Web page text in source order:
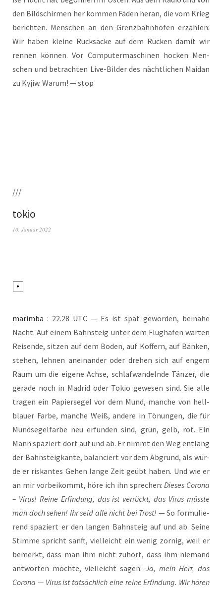
den Bild­schir­men her kom­men Fäden her­an, die vom Krieg
berich­ten. Men­schen an den Grenz­bahn­hö­fen erzäh­len:
Wir haben klei­ne Ruck­sä­cke auf dem Rücken damit wir
ren­nen kön­nen. Vor Com­pu­ter­ma­schi­nen hocken Men­
schen und betrach­ten Live-Bil­der des nächt­li­chen Mai­dan
zu Kyjiw. War­um! — stop
///
tokio
10. Januar 2022
marim­ba : 22.28 UTC — Es ist spät gewor­den, bei­na­he
Nacht. Auf einem Bahn­steig unter dem Flug­ha­fen war­ten
Rei­sen­de, sit­zen auf dem Boden, auf Kof­fern, auf Bän­ken,
ste­hen, leh­nen anein­an­der oder dre­hen sich auf engem
Raum um die eige­ne Ach­se, schlaf­wan­deln­de Tän­zer, die
gera­de noch in Madrid oder Tokio gewe­sen sind. Sie alle
tra­gen ein Papier­se­gel vor dem Mund, man­che von hell­
blau­er Far­be, man­che Weiß, ande­re in Tönun­gen, die für
Mund­se­gel­far­be neu erfun­den sind, grün, gelb, rot. Ein
Mann spa­ziert dort auf und ab. Er nimmt den Weg ent­lang
der Bahn­steig­kan­te, balan­ciert vor dem Abgrund, als wür­
de er ris­kan­tes Gehen lan­ge Zeit geübt haben. Und wie er
an mir vor­bei­kommt, höre ich ihn spre­chen:Die­ses Coro­na
– Virus! Rei­ne Erfin­dung, das ist ver­rückt, das Virus müss­te
man doch sehen! Ihr seid alle nicht bei Trost! — So for­mu­lie­
rend spa­ziert er den lan­gen Bahn­steig auf und ab. Sei­ne
Stim­me spricht sanft, viel­leicht ein wenig zor­nig, weil er
bemerkt, dass man ihm nicht zuhört, dass ihm nie­mand
ant­wor­ten möch­te, viel­leicht sagen: Ja, mein Herr, das
Coro­na — Virus ist tat­säch­lich eine rei­ne Erfin­dung. Wir hören